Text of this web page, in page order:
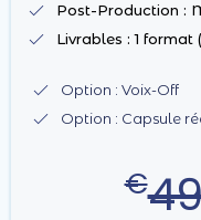
Post-Production :
Livrables : 1 format
Option : Voix-Off
Option : Capsule
€